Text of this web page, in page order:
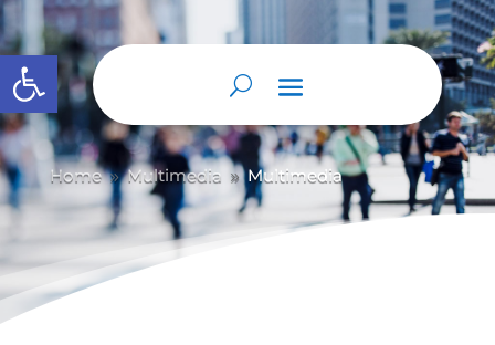
Abrir barra de herramientas
Home 9 Multimedia 9 Multimedia